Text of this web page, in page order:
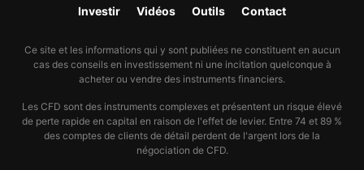
Investir Vidéos Outils Contact
Ce site et les informations qui y sont publiées ne constituent en aucun
cas des conseils en investissement ni une incitation quelconque à
acheter ou vendre des instruments financiers.
Les CFD sont des instruments complexes et présentent un risque élevé
de perte rapide en capital en raison de l'effet de levier. Entre 74 et 89 %
des comptes de clients de détail perdent de l'argent lors de la
négociation de CFD.